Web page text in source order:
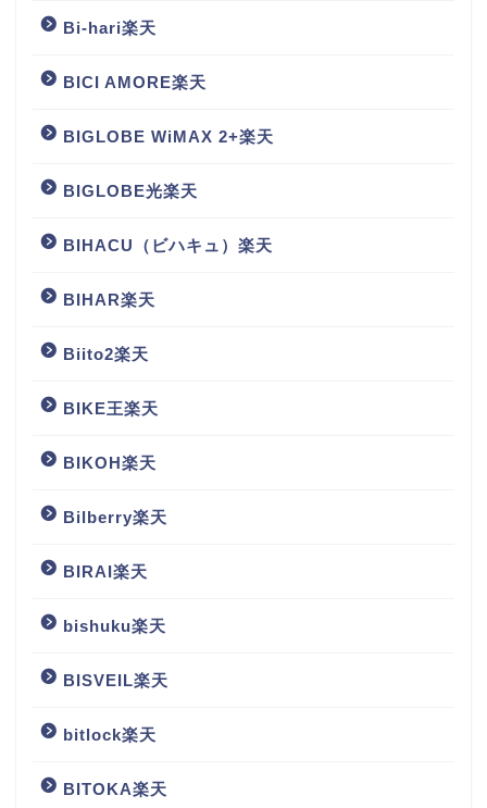
Bi-hari楽天
BICI AMORE楽天
BIGLOBE WiMAX 2+楽天
BIGLOBE光楽天
BIHACU（ビハキュ）楽天
BIHAR楽天
Biito2楽天
BIKE王楽天
BIKOH楽天
Bilberry楽天
BIRAI楽天
bishuku楽天
BISVEIL楽天
bitlock楽天
BITOKA楽天